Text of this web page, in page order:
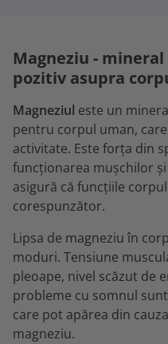
Magneziu -
pozitiv asupra
Magneziul este un
pentru corpul uman,
activitate. Este forța din
funcționarea mușchilor
asigură că funcțiile
corespunzător.
Lipsa de magneziu în
moduri. Tensiune
pleoape, nivel scăzut de
probleme cu somnul
care pot apărea din
magneziu.